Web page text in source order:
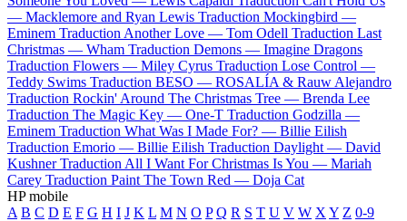
— Macklemore and Ryan Lewis Traduction Mockingbird —
Eminem Traduction Another Love — Tom Odell Traduction Last
Christmas — Wham Traduction Demons — Imagine Dragons
Traduction Flowers — Miley Cyrus Traduction Lose Control —
Teddy Swims Traduction BESO — ROSALÍA & Rauw Alejandro
Traduction Rockin' Around The Christmas Tree — Brenda Lee
Traduction The Magic Key — One-T Traduction Godzilla —
Eminem Traduction What Was I Made For? — Billie Eilish
Traduction Emorio — Billie Eilish Traduction Daylight — David
Kushner Traduction All I Want For Christmas Is You — Mariah
Carey Traduction Paint The Town Red — Doja Cat
HP mobile
A B C D E F G H I J K L M N O P Q R S T U V W X Y Z 0-9